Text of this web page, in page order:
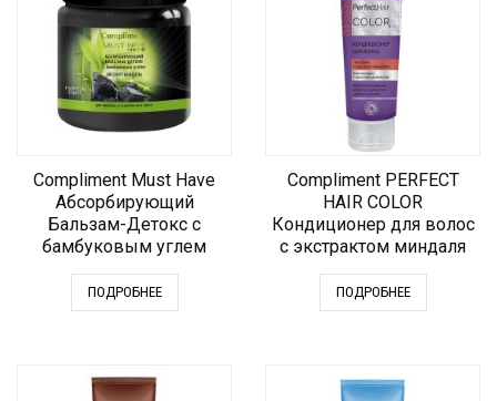
Compliment Must Have
Абсорбирующий
Бальзам-Детокс с
бамбуковым углем
ПОДРОБНЕЕ
Compliment PERFECT
HAIR COLOR
Кондиционер для волос
с экстрактом миндаля
ПОДРОБНЕЕ